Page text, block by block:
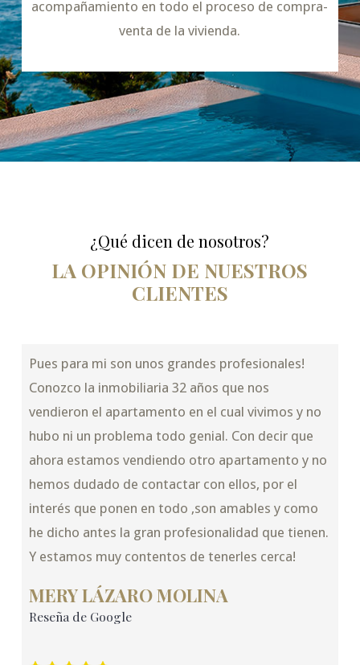
acompañamiento en todo el proceso de compra-
venta de la vivienda.
¿Qué dicen de nosotros?
LA OPINIÓN DE NUESTROS
CLIENTES
Pues para mi son unos grandes profesionales!
Conozco la inmobiliaria 32 años que nos
vendieron el apartamento en el cual vivimos y no
hubo ni un problema todo genial. Con decir que
ahora estamos vendiendo otro apartamento y no
hemos dudado de contactar con ellos, por el
interés que ponen en todo ,son amables y como
he dicho antes la gran profesionalidad que tienen.
Y estamos muy contentos de tenerles cerca!
MERY LÁZARO MOLINA
Reseña de Google